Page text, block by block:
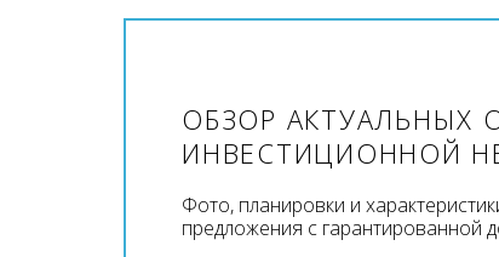
ОБЗОР АКТУАЛЬНЫХ
ИНВЕСТИЦИОННОЙ
Фото, планировки и
предложения с гарантированной